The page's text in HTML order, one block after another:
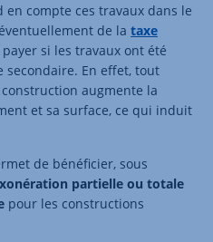
en compte ces travaux dans le
de la taxe
si les travaux ont été
secondaire. En effet, tout
augmente la
et sa surface, ce qui induit
de bénéficier, sous
partielle ou totale
pour les constructions